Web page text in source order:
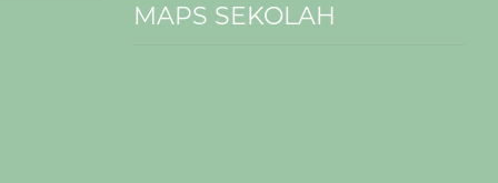
MAPS SEKOLAH